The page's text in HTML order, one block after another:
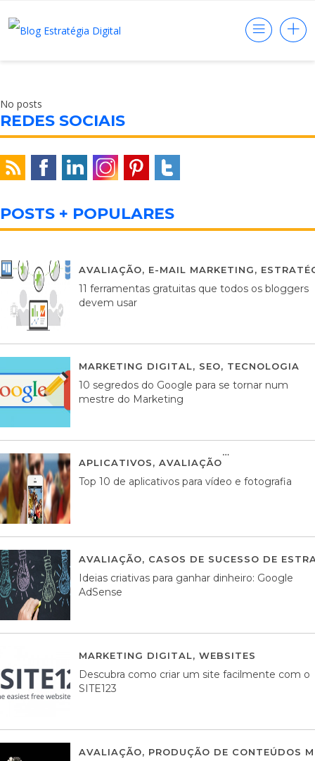
No posts
REDES SOCIAIS
POSTS + POPULARES
AVALIAÇÃO, E-MAIL MARKETING,
11 ferramentas gratuitas que todos os bloggers
devem usar
MARKETING DIGITAL, SEO, TECNOLOGIA
10 segredos do Google para se tornar num
mestre do Marketing
APLICATIVOS, AVALIAÇÃO
Top 10 de aplicativos para vídeo e fotografia
AVALIAÇÃO, CASOS DE SUCESSO DE
Ideias criativas para ganhar dinheiro: Google
AdSense
MARKETING DIGITAL, WEBSITES
Descubra como criar um site facilmente com o
SITE123
AVALIAÇÃO, PRODUÇÃO DE CONTEÚDOS